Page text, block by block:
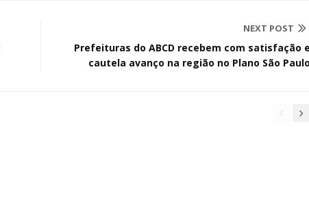
NEXT POST
Prefeituras do ABCD recebem com satisfação
cautela avanço na região no Plano São